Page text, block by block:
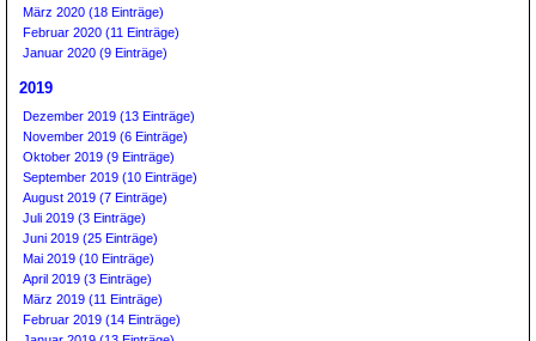
März 2020 (18 Einträge)
Februar 2020 (11 Einträge)
Januar 2020 (9 Einträge)
2019
Dezember 2019 (13 Einträge)
November 2019 (6 Einträge)
Oktober 2019 (9 Einträge)
September 2019 (10 Einträge)
August 2019 (7 Einträge)
Juli 2019 (3 Einträge)
Juni 2019 (25 Einträge)
Mai 2019 (10 Einträge)
April 2019 (3 Einträge)
März 2019 (11 Einträge)
Februar 2019 (14 Einträge)